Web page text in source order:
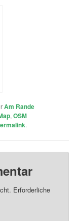
Am Rande
,OSM
.
Erforderliche